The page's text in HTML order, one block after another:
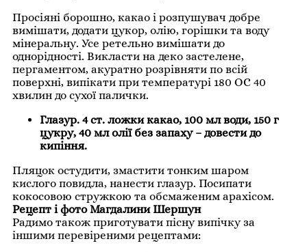
Просіяні борошно, какао і розпушувач добре
вимішати, додати цукор, олію, горішки та воду
мінеральну. Усе ретельно вимішати до
однорідності. Викласти на деко застелене,
пергаментом, акуратно розрівняти по всій
поверхні, випікати при температурі 180 ОС 40
хвилин до сухої палички.
Глазур. 4 ст. ложки какао, 100 мл води, 150 г
цукру, 40 мл олії без запаху – довести до
кипіння.
Пляцок остудити, змастити тонким шаром
кислого повидла, нанести глазур. Посипати
кокосовою стружкою та обсмаженим арахісом.
Рецепт і фото Магдалини Шершун
Радимо також приготувати пісну випічку за
іншими перевіреними рецептами: